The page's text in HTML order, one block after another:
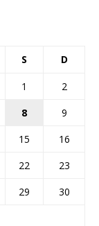
S D
1
2
8
9
15
16
22
23
29
30